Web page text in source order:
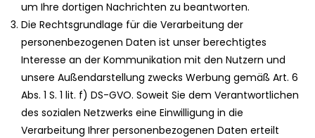
um Ihre dortigen Nachrichten zu beantworten.
Die Rechtsgrundlage für die Verarbeitung der
personenbezogenen Daten ist unser berechtigtes
Interesse an der Kommunikation mit den Nutzern und
unsere Außendarstellung zwecks Werbung gemäß Art. 6
Abs. 1 S. 1 lit. f) DS-GVO. Soweit Sie dem Verantwortlichen
des sozialen Netzwerks eine Einwilligung in die
Verarbeitung Ihrer personenbezogenen Daten erteilt